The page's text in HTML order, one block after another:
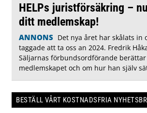
HELPs juristförsäkring –
ditt medlemskap!
ANNONS Det nya året har skålats in
taggade att ta oss an 2024. Fredrik
Säljarnas förbundsordförande
medlemskapet och om hur han själv
BESTÄLL VÅRT KOSTNADSFRIA